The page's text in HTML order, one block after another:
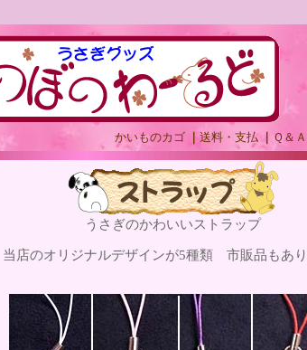
かいものカゴ 送料・支払 ｜ Ｑ＆Ａ
うさぎのかわいいストラップ
当店のオリジナルデザインが5種類 市販品もあ